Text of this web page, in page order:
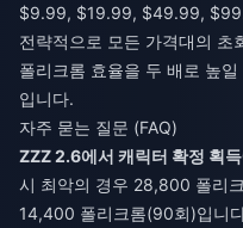
$9.99, $19.99, $49.99,
전략적으로 모든 가격대의 초
폴리크롬 효율을 두 배로 높
입니다.
자주 묻는 질문 (FAQ)
ZZZ 2.6에서 캐릭터 확정 획
시 최악의 경우 28,800 폴리
14,400 폴리크롬(90회)입니